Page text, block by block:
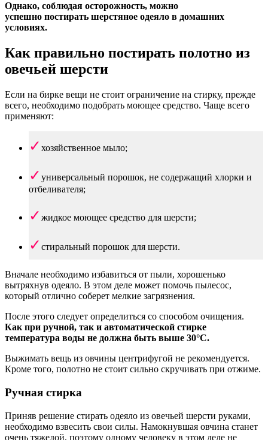
Однако, соблюдая осторожность, можно
успешно постирать шерстяное одеяло в домашних
условиях.
Как правильно постирать полотно из
овечьей шерсти
Если на бирке вещи не стоит ограничение на стирку, прежде
всего, необходимо подобрать моющее средство. Чаще всего
применяют:
хозяйственное мыло;
универсальный порошок, не содержащий хлорки и
отбеливателя;
жидкое моющее средство для шерсти;
стиральный порошок для шерсти.
Вначале необходимо избавиться от пыли, хорошенько
вытряхнув одеяло. В этом деле может помочь пылесос,
который отлично соберет мелкие загрязнения.
После этого следует определиться со способом очищения.
Как при ручной, так и автоматической стирке
температура воды не должна быть выше 30°С.
Выжимать вещь из овчины центрифугой не рекомендуется.
Кроме того, полотно не стоит сильно скручивать при отжиме.
Ручная стирка
Приняв решение стирать одеяло из овечьей шерсти руками,
необходимо взвесить свои силы. Намокнувшая овчина станет
очень тяжелой, поэтому одному человеку в этом деле не